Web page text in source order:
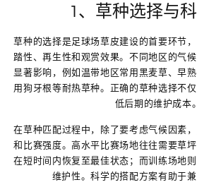
1、草种选择与
草种的选择是足球场草皮建设的首要环节
踏性、再生性和观赏效果。不同地区的气
显著影响，例如温带地区常用黑麦草、早
用狗牙根等耐热草种。正确的草种选择不
低后期的维护成本。
在草种匹配过程中，除了要考虑气候因素
和比赛强度。高水平比赛场地往往需要草
在短时间内恢复至最佳状态；而训练场地
维护性。科学的搭配方案有助于兼